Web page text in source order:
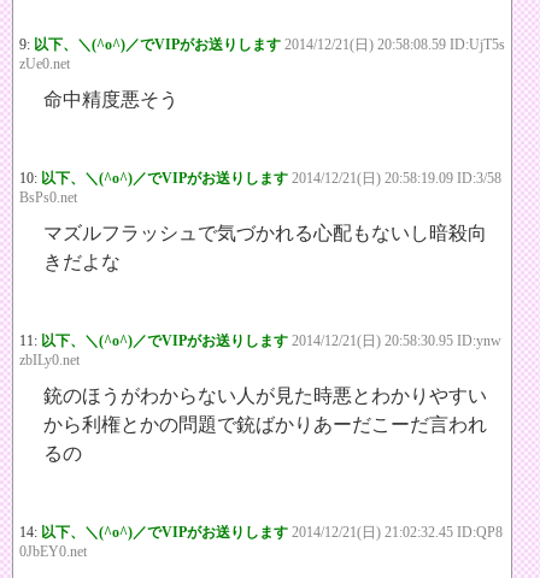
9: 以下、＼(^o^)／でVIPがお送りします 2014/12/21(日) 20:58:08.59 ID:UjT5s
zUe0.net
命中精度悪そう
10: 以下、＼(^o^)／でVIPがお送りします 2014/12/21(日) 20:58:19.09 ID:3/58
BsPs0.net
マズルフラッシュで気づかれる心配もないし暗殺向
きだよな
11: 以下、＼(^o^)／でVIPがお送りします 2014/12/21(日) 20:58:30.95 ID:ynw
zbILy0.net
銃のほうがわからない人が見た時悪とわかりやすい
から利権とかの問題で銃ばかりあーだこーだ言われ
るの
14: 以下、＼(^o^)／でVIPがお送りします 2014/12/21(日) 21:02:32.45 ID:QP8
0JbEY0.net